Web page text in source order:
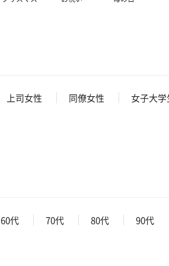
上司女性 同僚女性 女子大学
60代 70代 80代 90代